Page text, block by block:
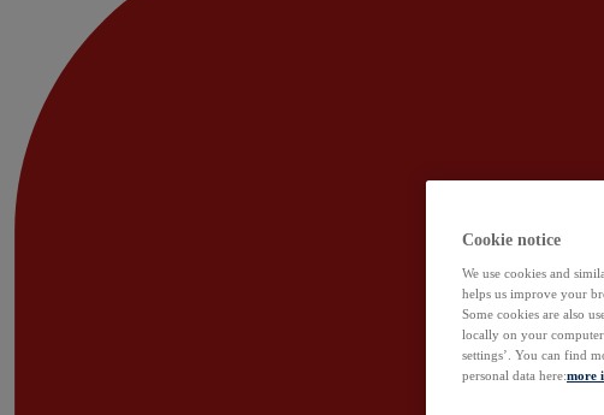
Cookie notice
We use cookies and
helps us improve your
Some cookies are also
locally on your
settings’. You can find
personal data here:more